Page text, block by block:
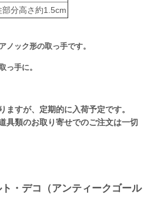
分高さ約1.5cm
ノック形の取っ手です。
っ手に。
ますが、定期的に入荷予定です。
具類のお取り寄せでのご注文は一切
ト・デコ（アンティークゴール